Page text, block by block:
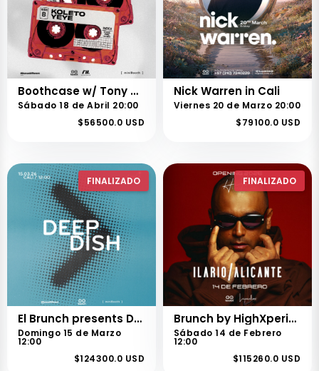
Boothcase w/ Tony Guerra + Eli Rojas
Sábado 18 de Abril 20:00
$56500.0 USD
Nick Warren in Cali
Viernes 20 de Marzo 20:00
$79100.0 USD
FINALIZADO
El Brunch presents Deep Dish
Domingo 15 de Marzo
12:00
$124300.0 USD
FINALIZADO
Brunch by HighXperiencies presents Ilario Alicante
Sábado 14 de Febrero
12:00
$115260.0 USD